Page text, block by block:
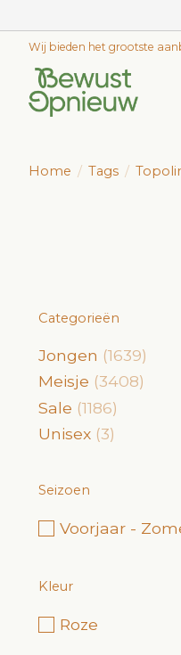
Wij bieden het grootste
Home / Tags /
Categorieën
Jongen (1639)
Meisje (3408)
Sale (1186)
Unisex (3)
Seizoen
Voorjaar -
Kleur
Roze